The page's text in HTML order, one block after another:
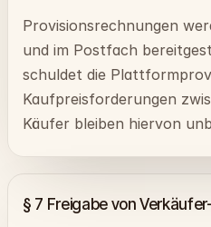
Provisionsrechnungen
und im Postfach
schuldet die
Kaufpreisforderungen
Käufer bleiben hiervon
§ 7 Freigabe von